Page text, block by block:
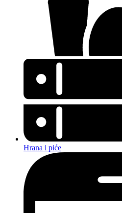
Hrana i piće